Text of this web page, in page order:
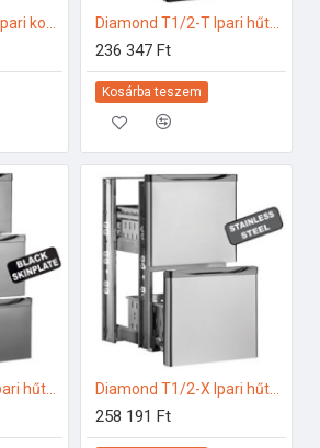
Diamond T1/2-T Ipari hűtő kiegészítők
236 347 Ft
Kosárba teszem
Diamond T1/2-X Ipari hűtő kiegészítők
258 191 Ft